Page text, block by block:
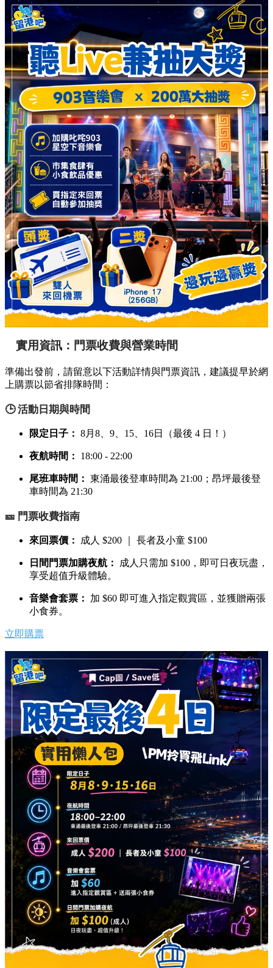
實用資訊：門票收費與營業時間
準備出發前，請留意以下活動詳情與門票資訊，建議提早於網
上購票以節省排隊時間：
🕒 活動日期與時間
限定日子： 8月8、9、15、16日（最後 4 日！）
夜航時間： 18:00 - 22:00
尾班車時間： 東涌最後登車時間為 21:00；昂坪最後登
車時間為 21:30
🎫 門票收費指南
來回票價： 成人 $200 ｜ 長者及小童 $100
日間門票加購夜航：
成人只需加 $100，即可日夜玩盡，
享受超值升級體驗。
音樂會套票：
加 $60 即可進入指定觀賞區，並獲贈兩張
小食券。
立即購票